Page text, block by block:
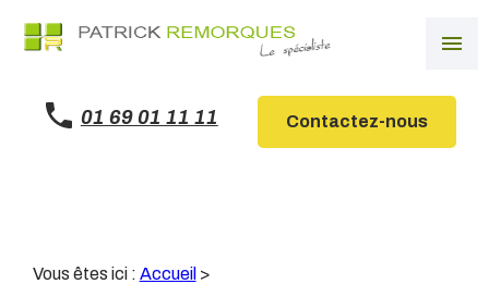
menu
01 69 01 11 11 Contactez-nous
Vous êtes ici : Accueil >